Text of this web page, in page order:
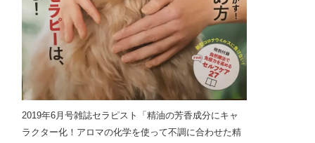
2019年6月号雑誌セラピスト「精油の芳香成分にキャ
ラクター化！アロマの化学を使って不調に合わせた精